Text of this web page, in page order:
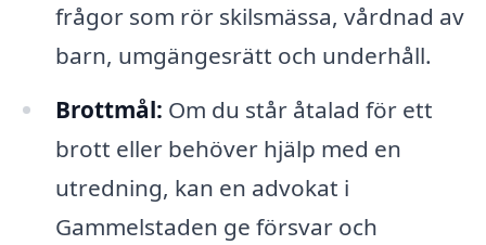
frågor som rör skilsmässa, vårdnad av
barn, umgängesrätt och underhåll.
Brottmål: Om du står åtalad för ett
brott eller behöver hjälp med en
utredning, kan en advokat i
Gammelstaden ge försvar och